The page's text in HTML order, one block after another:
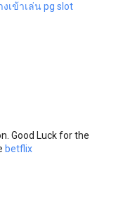
งเข้าเล่น pg slot
Good Luck for the
betflix